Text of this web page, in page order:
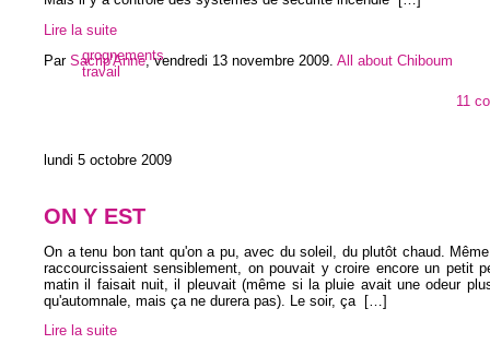
Lire la suite
Par Sacrip'Anne,vendredi 13 novembre 2009 All about Chiboum
grognements
travail
11
lundi 5 octobre 2009
ON Y EST
On a tenu bon tant qu'on a pu, avec du soleil, du plutôt chaud.
raccourcissaient sensiblement, on pouvait y croire encore un petit
matin il faisait nuit, il pleuvait (même si la pluie avait une odeur
qu'automnale, mais ça ne durera pas). Le soir, ça […]
Lire la suite